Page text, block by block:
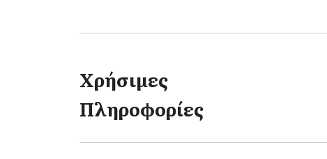
Χρήσιμες
Πληροφορίες